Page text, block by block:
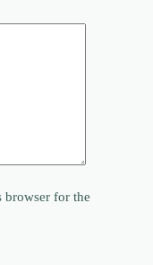
browser for the